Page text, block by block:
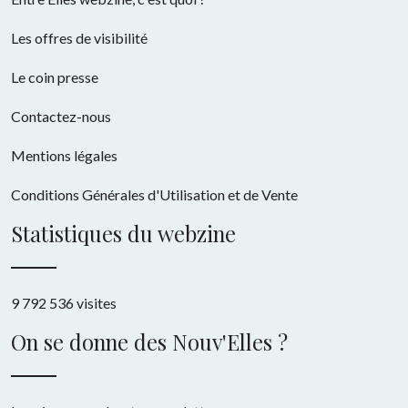
Les offres de visibilité
Le coin presse
Contactez-nous
Mentions légales
Conditions Générales d'Utilisation et de Vente
Statistiques du webzine
9 792 536 visites
On se donne des Nouv'Elles ?